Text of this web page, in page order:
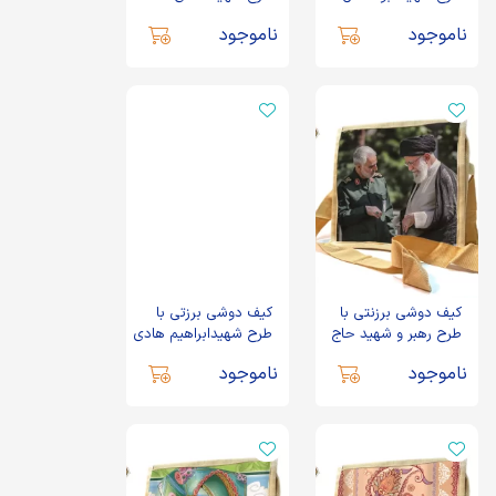
ناموجود ناموجود
کیف دوشی برزنتی با
طرح رهبر و شهید حاج
ناموجود
کیف دوشی برزتی با
طرح شهیدابراهیم هادی
ناموجود